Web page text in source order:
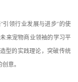
领行业发展与进步”的使
来宠物商业领袖的学习平
型的实践理论，突破传统
意。